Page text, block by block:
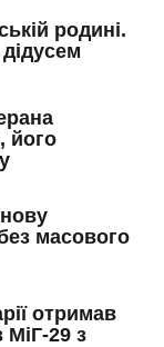
родині.
його
масового
отримав
29 з